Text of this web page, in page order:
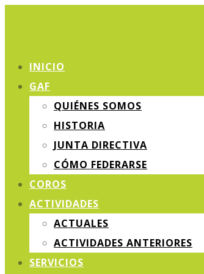
INICIO
GAF
QUIÉNES SOMOS
HISTORIA
JUNTA DIRECTIVA
CÓMO FEDERARSE
COROS
ACTIVIDADES
ACTUALES
ACTIVIDADES ANTERIORES
SERVICIOS